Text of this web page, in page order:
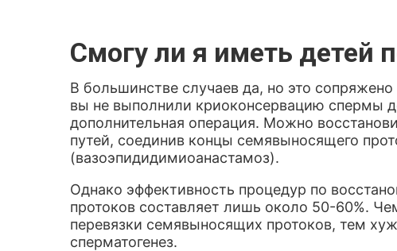
Смогу ли я иметь детей
В большинстве случаев да, но это
вы не выполнили криоконсервацию спермы
дополнительная операция. Можно
путей, соединив концы семявыносящего
(вазоэпидидимиоанастамоз).
Однако эффективность процедур по
протоков составляет лишь около 50-60%.
перевязки семявыносящих протоков, тем
сперматогенез.